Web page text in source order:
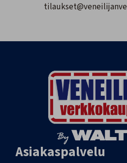
Asiakaspalvelu